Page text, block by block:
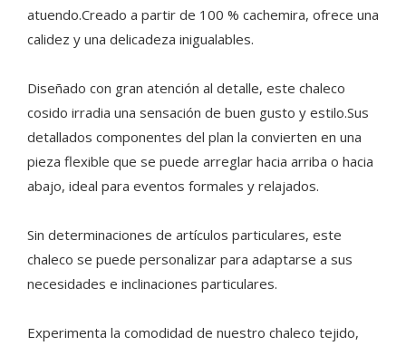
atuendo.Creado a partir de 100 % cachemira, ofrece una
calidez y una delicadeza inigualables.
Diseñado con gran atención al detalle, este chaleco
cosido irradia una sensación de buen gusto y estilo.Sus
detallados componentes del plan la convierten en una
pieza flexible que se puede arreglar hacia arriba o hacia
abajo, ideal para eventos formales y relajados.
Sin determinaciones de artículos particulares, este
chaleco se puede personalizar para adaptarse a sus
necesidades e inclinaciones particulares.
Experimenta la comodidad de nuestro chaleco tejido,